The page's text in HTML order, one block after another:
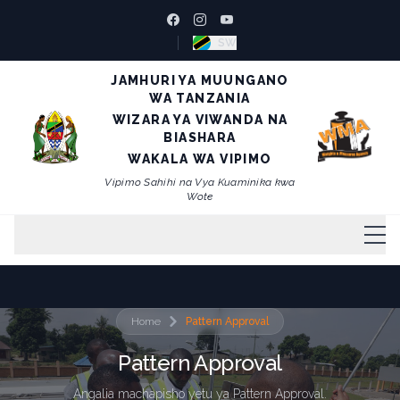
SW
JAMHURI YA MUUNGANO
WA TANZANIA
WIZARA YA VIWANDA NA
BIASHARA
WAKALA WA VIPIMO
Vipimo Sahihi na Vya Kuaminika kwa
Wote
Kuhusu
Utawala
Home Pattern Approval
Pattern Approval
Angalia machapisho yetu ya Pattern Approval.